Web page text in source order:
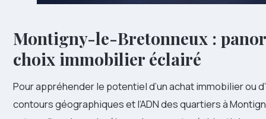
Montigny-le-Bretonneux :
choix immobilier éclairé
Pour appréhender le potentiel d’un achat immobilier ou
contours géographiques et l’ADN des quartiers à